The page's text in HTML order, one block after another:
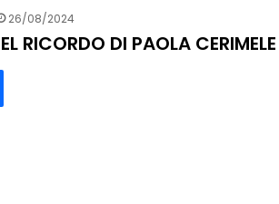
26/08/2024
RICORDO DI PAOLA CERIMELE